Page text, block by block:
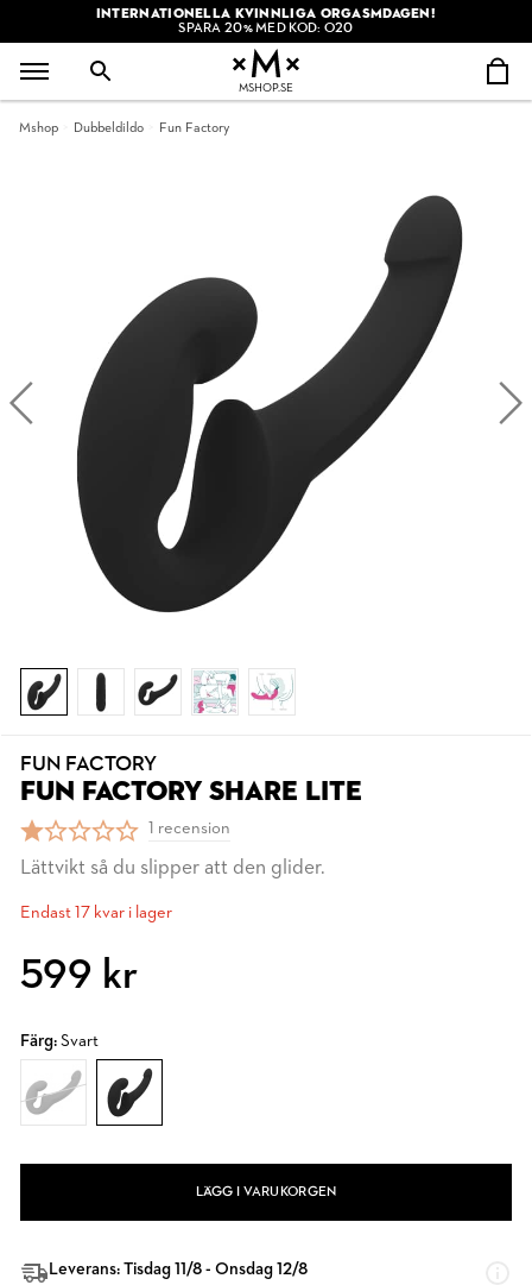
INTERNATIONELLA KVINNLIGA ORGASMDAGEN!
SPARA 20% MED KOD: O20
MSHOP.SE
Mshop Dubbeldildo Fun Factory
FUN FACTORY
FUN FACTORY SHARE LITE
1 recension
Lättvikt så du slipper att den glider.
Endast 17 kvar i lager
599 kr
Färg: Svart
LÄGG I VARUKORGEN
Leverans: Tisdag 11/8 - Onsdag 12/8